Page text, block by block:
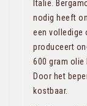
Italië.
nodig heeft
een volledige
produceert
600 gram olie
Door het
kostbaar.